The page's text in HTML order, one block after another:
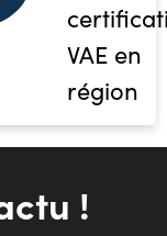
VAE en
région
!